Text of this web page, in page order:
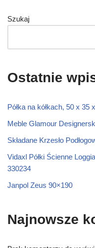
Szukaj
Ostatnie
Półka na kółkach, 50 x 35
Meble Glamour
Składane Krzesło
Vidaxl Półki Ścienne
330234
Janpol Zeus 90×190
Najnowsze